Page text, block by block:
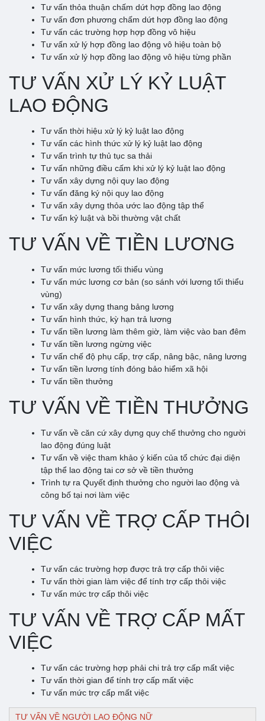
Tư vấn thỏa thuận chấm dứt hợp đồng lao động
Tư vấn đơn phương chấm dứt hợp đồng lao động
Tư vấn các trường hợp hợp đồng vô hiệu
Tư vấn xử lý hợp đồng lao động vô hiệu toàn bộ
Tư vấn xử lý hợp đồng lao động vô hiệu từng phần
TƯ VẤN XỬ LÝ KỶ LUẬT
LAO ĐỘNG
Tư vấn thời hiệu xử lý kỷ luật lao động
Tư vấn các hình thức xử lý kỷ luật lao động
Tư vấn trình tự thủ tục sa thải
Tư vấn những điều cấm khi xử lý kỷ luật lao động
Tư vấn xây dựng nội quy lao động
Tư vấn đăng ký nội quy lao động
Tư vấn xây dựng thỏa ước lao động tập thể
Tư vấn kỷ luật và bồi thường vật chất
TƯ VẤN VỀ TIỀN LƯƠNG
Tư vấn mức lương tối thiểu vùng
Tư vấn mức lương cơ bản (so sánh với lương tối thiểu
vùng)
Tư vấn xây dựng thang bảng lương
Tư vấn hình thức, kỳ hạn trả lương
Tư vấn tiền lương làm thêm giờ, làm việc vào ban đêm
Tư vấn tiền lương ngừng việc
Tư vấn chế độ phụ cấp, trợ cấp, nâng bậc, nâng lương
Tư vấn tiền lương tính đóng bảo hiểm xã hội
Tư vấn tiền thưởng
TƯ VẤN VỀ TIỀN THƯỞNG
Tư vấn về căn cứ xây dựng quy chế thưởng cho người
lao động đúng luật
Tư vấn về việc tham khảo ý kiến của tổ chức đại diện
tập thể lao động tai cơ sở về tiền thưởng
Trình tự ra Quyết định thưởng cho người lao động và
công bố tại nơi làm việc
TƯ VẤN VỀ TRỢ CẤP THÔI
VIỆC
Tư vấn các trường hợp được trả trợ cấp thôi việc
Tư vấn thời gian làm việc để tính trợ cấp thôi việc
Tư vấn mức trợ cấp thôi việc
TƯ VẤN VỀ TRỢ CẤP MẤT
VIỆC
Tư vấn các trường hợp phải chi trả trợ cấp mất việc
Tư vấn thời gian để tính trợ cấp mất việc
Tư vấn mức trợ cấp mất việc
TƯ VẤN VỀ NGƯỜI LAO ĐỘNG NỮ